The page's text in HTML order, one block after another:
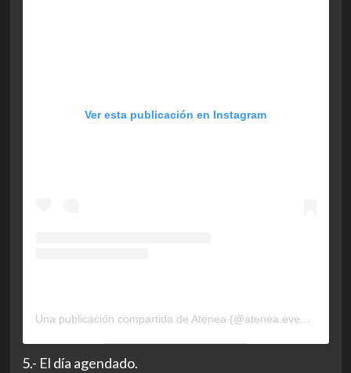
Ver esta publicación en Instagram
Una publicación compartida de Atenea (@atenea.events)
5.- El día agendado.